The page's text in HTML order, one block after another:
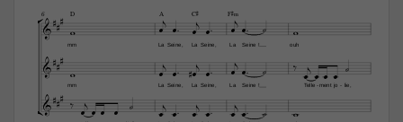


mm La Seine, La Seine, La Seine ! ouh
6
mm La Seine, La Seine, La Seine ! Telle ment
- jo lie,
-
 D A C© F©‹


      


  
       
          